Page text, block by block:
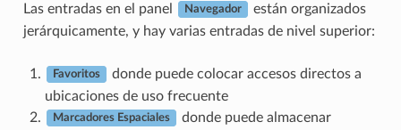
Las entradas en el panel Navegador
están organizados
jerárquicamente, y hay varias entradas de nivel superior:
Favoritos
donde puede colocar accesos directos a
ubicaciones de uso frecuente
Marcadores Espaciales
donde puede almacenar